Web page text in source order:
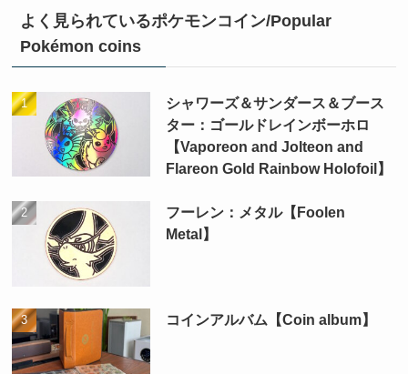
よく見られているポケモンコイン/Popular
Pokémon coins
シャワーズ＆サンダース＆ブース
ター：ゴールドレインボーホロ
【Vaporeon and Jolteon and
Flareon Gold Rainbow Holofoil】
フーレン：メタル【Foolen
Metal】
コインアルバム【Coin album】